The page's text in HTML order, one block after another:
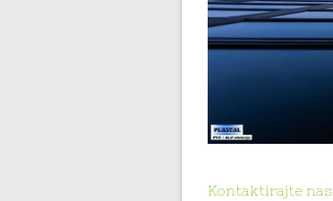
Kontaktirajte nas